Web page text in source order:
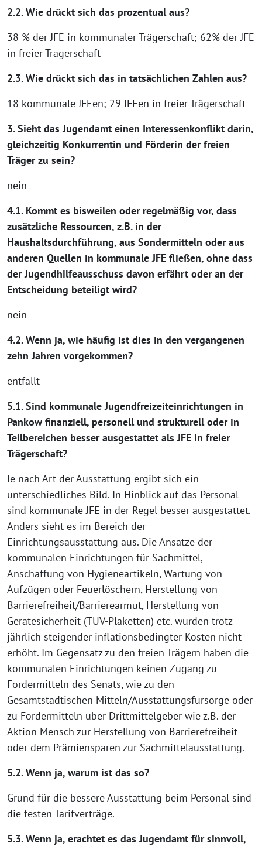
2.2. Wie drückt sich das prozentual aus?
38 % der JFE in kommunaler Trägerschaft; 62% der JFE
in freier Trägerschaft
2.3. Wie drückt sich das in tatsächlichen Zahlen aus?
18 kommunale JFEen; 29 JFEen in freier Trägerschaft
3. Sieht das Jugendamt einen Interessenkonflikt darin,
gleichzeitig Konkurrentin und Förderin der freien
Träger zu sein?
nein
4.1. Kommt es bisweilen oder regelmäßig vor, dass
zusätzliche Ressourcen, z.B. in der
Haushaltsdurchführung, aus Sondermitteln oder aus
anderen Quellen in kommunale JFE fließen, ohne dass
der Jugendhilfeausschuss davon erfährt oder an der
Entscheidung beteiligt wird?
nein
4.2. Wenn ja, wie häufig ist dies in den vergangenen
zehn Jahren vorgekommen?
entfällt
5.1. Sind kommunale Jugendfreizeiteinrichtungen in
Pankow finanziell, personell und strukturell oder in
Teilbereichen besser ausgestattet als JFE in freier
Trägerschaft?
Je nach Art der Ausstattung ergibt sich ein
unterschiedliches Bild. In Hinblick auf das Personal
sind kommunale JFE in der Regel besser ausgestattet.
Anders sieht es im Bereich der
Einrichtungsausstattung aus. Die Ansätze der
kommunalen Einrichtungen für Sachmittel,
Anschaffung von Hygieneartikeln, Wartung von
Aufzügen oder Feuerlöschern, Herstellung von
Barrierefreiheit/Barrierearmut, Herstellung von
Gerätesicherheit (TÜV-Plaketten) etc. wurden trotz
jährlich steigender inflationsbedingter Kosten nicht
erhöht. Im Gegensatz zu den freien Trägern haben die
kommunalen Einrichtungen keinen Zugang zu
Fördermitteln des Senats, wie zu den
Gesamtstädtischen Mitteln/Ausstattungsfürsorge oder
zu Fördermitteln über Drittmittelgeber wie z.B. der
Aktion Mensch zur Herstellung von Barrierefreiheit
oder dem Prämiensparen zur Sachmittelausstattung.
5.2. Wenn ja, warum ist das so?
Grund für die bessere Ausstattung beim Personal sind
die festen Tarifverträge.
5.3. Wenn ja, erachtet es das Jugendamt für sinnvoll,